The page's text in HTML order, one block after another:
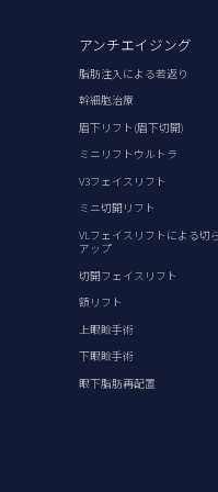
アンチエイジング
脂肪注入による若返り
幹細胞治療
眉下リフト(眉下切開)
ミニリフトウルトラ
V3フェイスリフト
ミニ切開リフト
VLフェイスリフトによる切
アップ
切開フェイスリフト
額リフト
上眼瞼手術
下眼瞼手術
眼下脂肪再配置